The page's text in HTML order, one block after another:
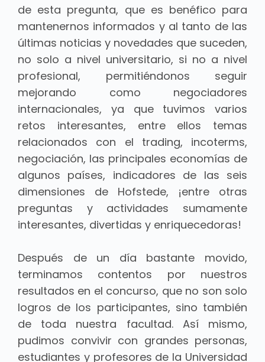
de esta pregunta, que es benéfico para
mantenernos informados y al tanto de las
últimas noticias y novedades que suceden,
no solo a nivel universitario, si no a nivel
profesional, permitiéndonos seguir
mejorando como negociadores
internacionales, ya que tuvimos varios
retos interesantes, entre ellos temas
relacionados con el trading, incoterms,
negociación, las principales economías de
algunos países, indicadores de las seis
dimensiones de Hofstede, ¡entre otras
preguntas y actividades sumamente
interesantes, divertidas y enriquecedoras!
Después de un día bastante movido,
terminamos contentos por nuestros
resultados en el concurso, que no son solo
logros de los participantes, sino también
de toda nuestra facultad. Así mismo,
pudimos convivir con grandes personas,
estudiantes y profesores de la Universidad